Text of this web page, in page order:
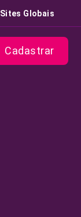
Sites Globais
Cadastrar